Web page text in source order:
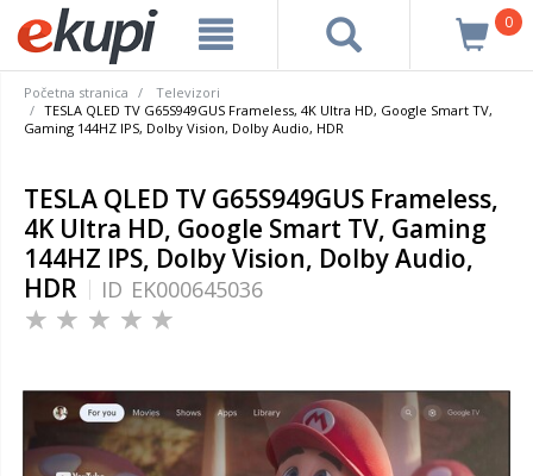
0
Početna stranica
Televizori
TESLA QLED TV G65S949GUS Frameless, 4K Ultra HD, Google Smart TV,
Gaming 144HZ IPS, Dolby Vision, Dolby Audio, HDR
TESLA QLED TV G65S949GUS Frameless,
4K Ultra HD, Google Smart TV, Gaming
144HZ IPS, Dolby Vision, Dolby Audio,
HDR
ID EK000645036